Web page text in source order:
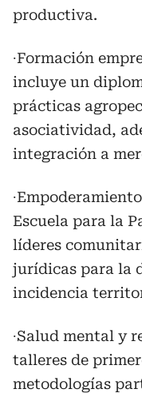
productiva.
∙Formación
incluye un
prácticas
asociatividad,
integración a
Escuela para la
líderes
jurídicas para la
incidencia
∙Salud mental y
talleres de
metodologías